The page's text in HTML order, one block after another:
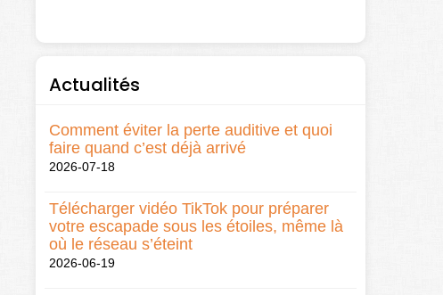
Actualités
Comment éviter la perte auditive et quoi
faire quand c’est déjà arrivé
2026-07-18
Télécharger vidéo TikTok pour préparer
votre escapade sous les étoiles, même là
où le réseau s’éteint
2026-06-19